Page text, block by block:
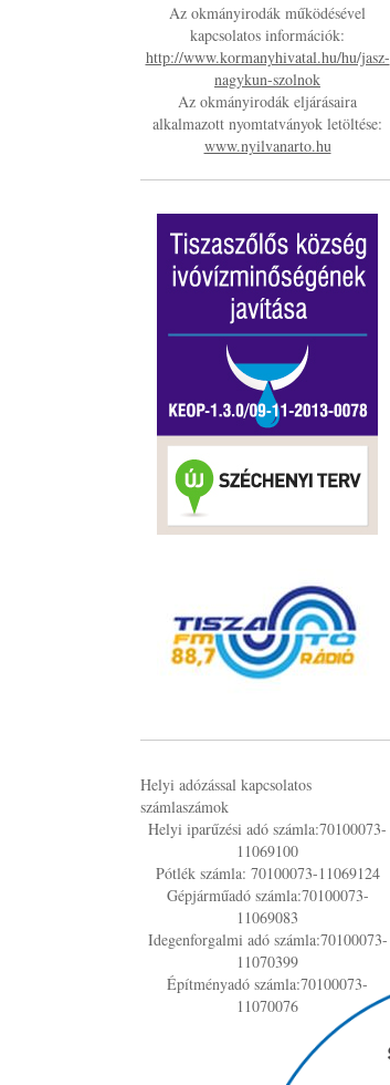
Az okmányirodák működésével
kapcsolatos információk:
http://www.kormanyhivatal.hu/hu/jasz-
nagykun-szolnok
Az okmányirodák eljárásaira
alkalmazott nyomtatványok letöltése:
www.nyilvanarto.hu
Helyi adózással kapcsolatos
számlaszámok
Helyi iparűzési adó számla:70100073-
11069100
Pótlék számla: 70100073-11069124
Gépjárműadó számla:70100073-
11069083
Idegenforgalmi adó számla:70100073-
11070399
Építményadó számla:70100073-
11070076